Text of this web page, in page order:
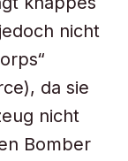
nicht
da sie
nicht
Bomber